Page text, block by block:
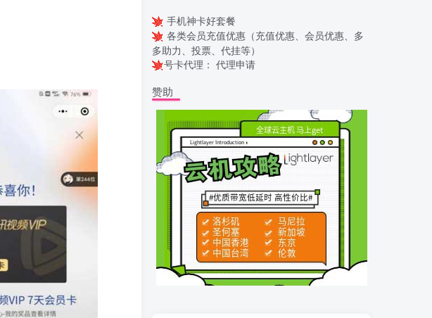
手机神卡好套餐
各类会员充值优惠（充值优惠、会员优惠、多
多助力、投票、代挂等）
号卡代理： 代理申请
赞助